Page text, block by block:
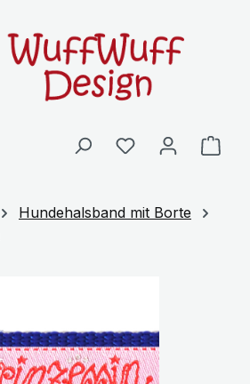
Hundehalsband mit Borte